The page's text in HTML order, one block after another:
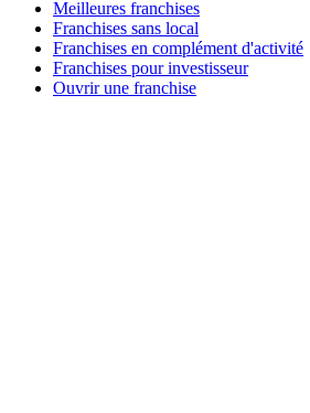
Meilleures franchises
Franchises sans local
Franchises en complément d'activité
Franchises pour investisseur
Ouvrir une franchise